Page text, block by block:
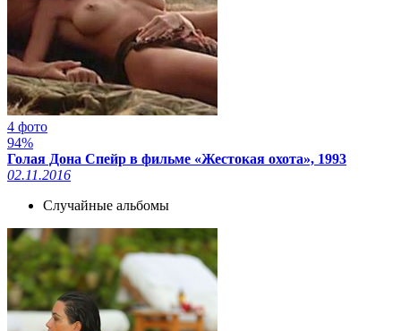
4 фото
94%
Голая Дона Спейр в фильме «Жестокая охота», 1993
02.11.2016
Случайные альбомы